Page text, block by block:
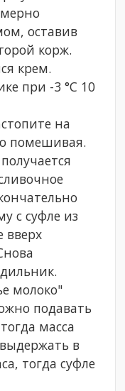
оставив
корж.
крем.
при -3 °С 10
на
помешивая.
с суфле из
вверх
молоко"
подавать
масса
в
тогда суфле